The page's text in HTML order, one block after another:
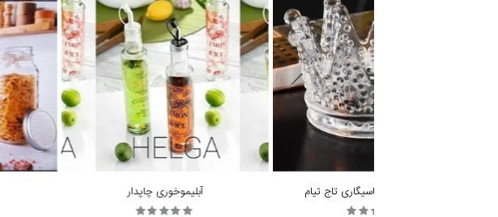
جا شمع وارمر و جاسیگاری تاج تیام
آبلیموخوری چاپدار